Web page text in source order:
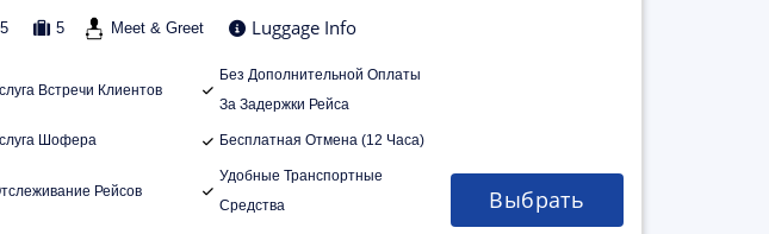
5 5 Meet & Greet Luggage Info
Встречи Клиентов
Без Дополнительной Оплаты
За Задержки Рейса
Шофера Бесплатная Отмена (12 Часа)
Рейсов
Удобные Транспортные
Средства
Выбрать